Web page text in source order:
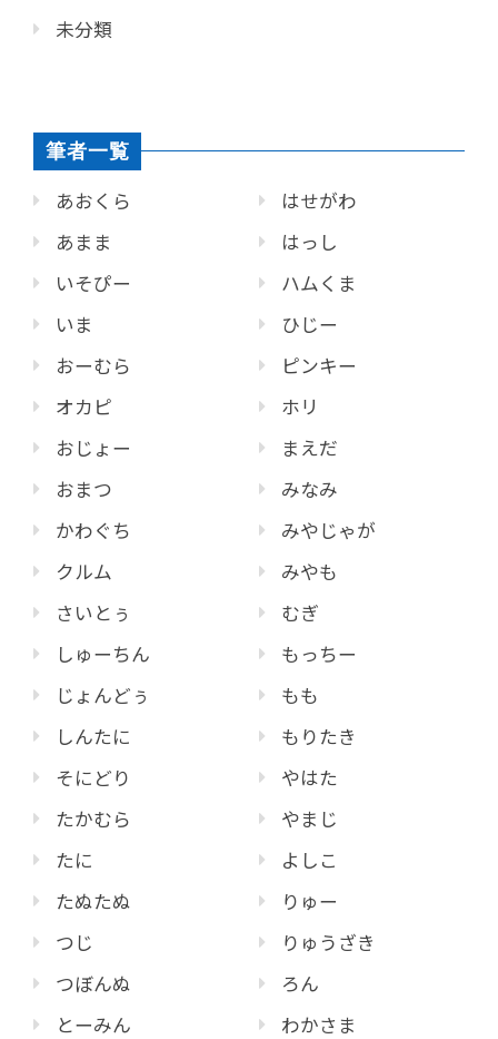
未分類
筆者一覧
あおくら
あまま
いそぴー
いま
おーむら
オカピ
おじょー
おまつ
かわぐち
クルム
さいとぅ
しゅーちん
じょんどぅ
しんたに
そにどり
たかむら
たに
たぬたぬ
つじ
つぼんぬ
とーみん
はせがわ
はっし
ハムくま
ひじー
ピンキー
ホリ
まえだ
みなみ
みやじゃが
みやも
むぎ
もっちー
もも
もりたき
やはた
やまじ
よしこ
りゅー
りゅうざき
ろん
わかさま